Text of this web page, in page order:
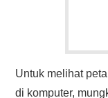
Untuk melihat
di komputer,